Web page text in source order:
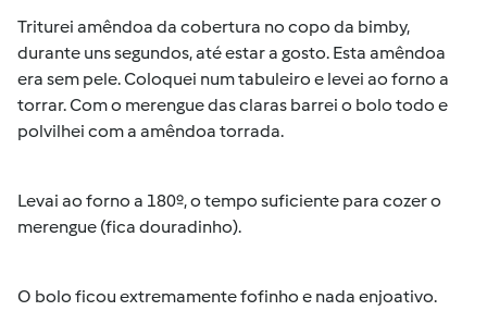
Triturei amêndoa da cobertura no copo da bimby,
durante uns segundos, até estar a gosto. Esta amêndoa
era sem pele. Coloquei num tabuleiro e levei ao forno a
torrar. Com o merengue das claras barrei o bolo todo e
polvilhei com a amêndoa torrada.
Levai ao forno a 180º, o tempo suficiente para cozer o
merengue (fica douradinho).
O bolo ficou extremamente fofinho e nada enjoativo.